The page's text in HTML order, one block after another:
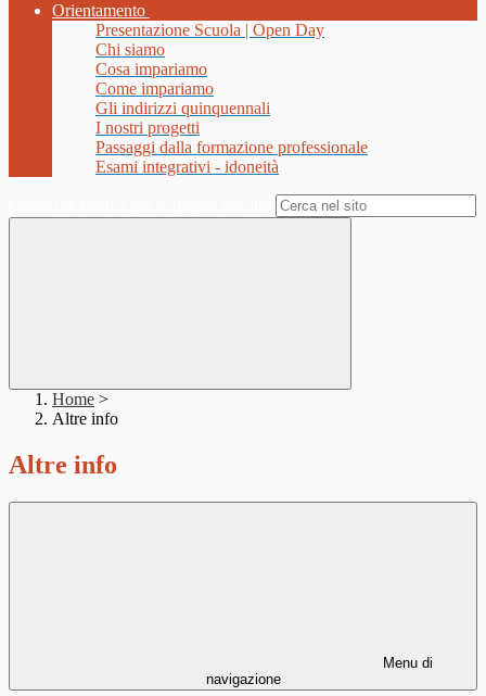
Orientamento
Presentazione Scuola | Open Day
Chi siamo
Cosa impariamo
Come impariamo
Gli indirizzi quinquennali
I nostri progetti
Passaggi dalla formazione professionale
Esami integrativi - idoneità
Home >
Altre info
Altre info
Menu di
navigazione